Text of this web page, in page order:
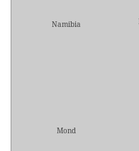
Namibia
Mond